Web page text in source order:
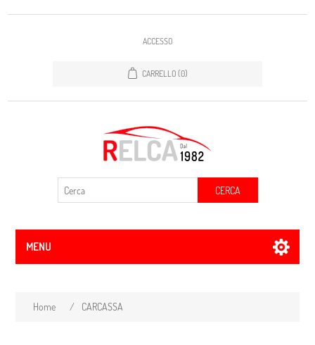
ACCESSO
CARRELLO (0)
CERCA
MENU
Home / CARCASSA